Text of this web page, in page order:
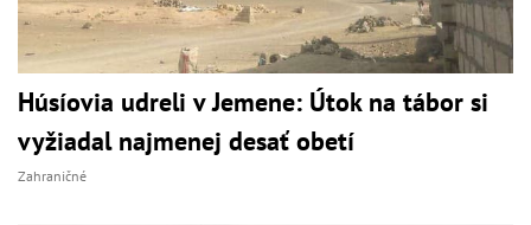
Húsíovia udreli v Jemene: Útok na tábor si
vyžiadal najmenej desať obetí
Zahraničné